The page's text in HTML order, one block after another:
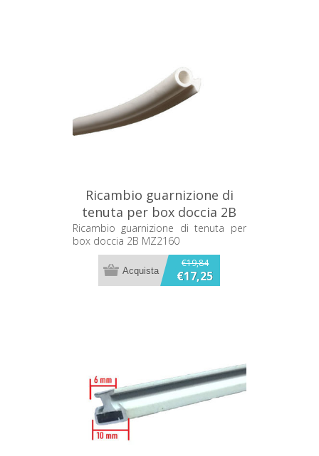
Ricambio guarnizione di
tenuta per box doccia 2B
MZ2160
Ricambio guarnizione di tenuta per
box doccia 2B MZ2160
€19,84
€17,25